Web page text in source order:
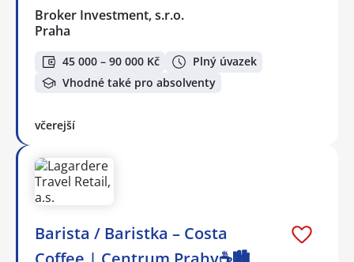
Broker Investment, s.r.o.
Praha
45 000 – 90 000 Kč
Plný úvazek
Vhodné také pro absolventy
včerejší
Barista / Baristka – Costa